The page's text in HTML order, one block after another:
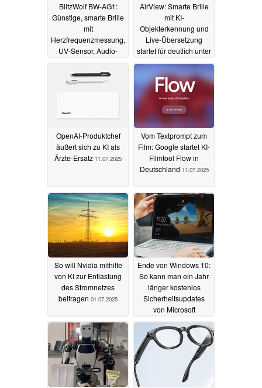
BlitzWolf BW-AG1:
Günstige, smarte Brille
mit
Herzfrequenzmessung,
UV-Sensor, Audio-
photochromen Gläsern
30.10.2025
AirView: Smarte Brille
mit KI-
Objekterkennung und
Live-Übersetzung
startet für deutlich unter
100 Euro18.08.2025
OpenAI-Produktchef
äußert sich zu KI als
Ärzte-Ersatz 11.07.2025
Vom Textprompt zum
Film: Google startet KI-
Filmtool Flow in
Deutschland 11.07.2025
So will Nvidia mithilfe
von KI zur Entlastung
des Stromnetzes
beitragen 01.07.2025
Ende von Windows 10:
So kann man ein Jahr
länger kostenlos
Sicherheitsupdates
von Microsoft
bekommen25.06.2025